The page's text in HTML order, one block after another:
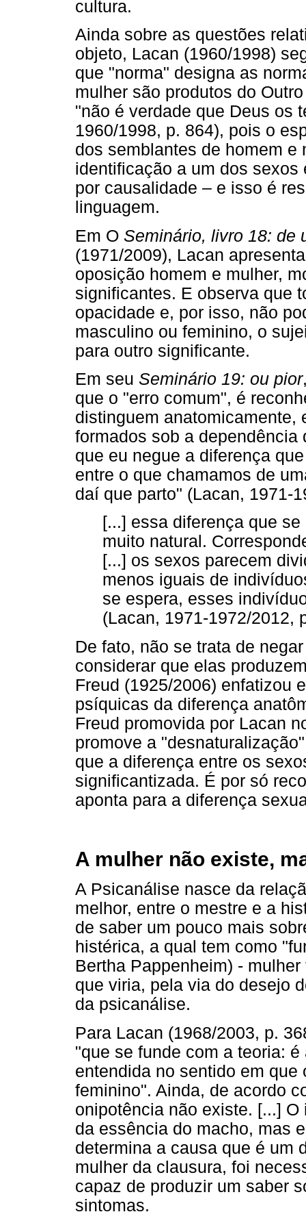
cultura.
Ainda sobre as questões
objeto, Lacan (1960/1998)
que "norma" designa as
mulher são produtos do
"não é verdade que Deus os
1960/1998, p. 864), pois o
dos semblantes de homem
identificação a um dos
por causalidade – e isso é
linguagem.
Em O Seminário, livro 18: de
(1971/2009), Lacan
oposição homem e mulher,
significantes. E observa que
opacidade e, por isso, não
masculino ou feminino, o
para outro significante.
Em seu Seminário 19: ou pior
que o "erro comum", é
distinguem anatomicamente,
formados sob a
que eu negue a diferença
entre o que chamamos de
daí que parto" (Lacan, 1971-
[...] essa diferença que
muito natural.
[...] os sexos parecem
menos iguais de
se espera, esses
(Lacan, 1971-1972/2012,
De fato, não se trata de
considerar que elas
Freud (1925/2006) enfatizou
psíquicas da diferença
Freud promovida por Lacan
promove a
que a diferença entre os
significantizada. É por só
aponta para a diferença
A mulher não existe,
A Psicanálise nasce da
melhor, entre o mestre e a
de saber um pouco mais
histérica, a qual tem como
Bertha Pappenheim) -
que viria, pela via do desejo
da psicanálise.
Para Lacan (1968/2003, p.
"que se funde com a teoria:
entendida no sentido em
feminino". Ainda, de acordo
onipotência não existe. [...]
da essência do macho, mas
determina a causa que é um
mulher da clausura, foi
capaz de produzir um saber
sintomas.